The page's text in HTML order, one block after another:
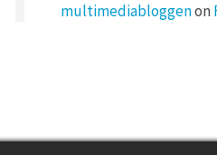
multimediabloggenon